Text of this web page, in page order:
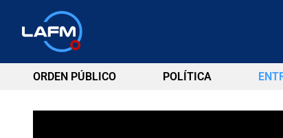
ORDEN PÚBLICO POLÍTICA